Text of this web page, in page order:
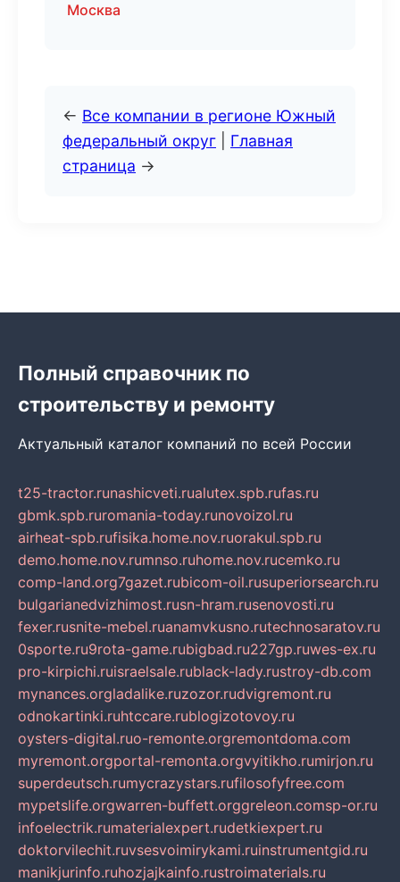
Москва
← Все компании в регионе Южный
федеральный округ
Главная
страница →
Полный справочник по
строительству и ремонту
Актуальный каталог компаний по всей России
t25-tractor.runashicveti.rualutex.spb.rufas.ru
gbmk.spb.ruromania-today.runovoizol.ru
airheat-spb.rufisika.home.nov.ruorakul.spb.ru
demo.home.nov.rumnso.ruhome.nov.rucemko.ru
comp-land.org7gazet.rubicom-oil.rusuperiorsearch.ru
bulgarianedvizhimost.rusn-hram.rusenovosti.ru
fexer.rusnite-mebel.ruanamvkusno.rutechnosaratov.ru
0sporte.ru9rota-game.rubigbad.ru227gp.ruwes-ex.ru
pro-kirpichi.ruisraelsale.rublack-lady.rustroy-db.com
mynances.orgladalike.ruzozor.rudvigremont.ru
odnokartinki.ruhtccare.rublogizotovoy.ru
oysters-digital.ruo-remonte.orgremontdoma.com
myremont.orgportal-remonta.orgvyitikho.rumirjon.ru
superdeutsch.rumycrazystars.rufilosofyfree.com
mypetslife.orgwarren-buffett.orggreleon.comsp-or.ru
infoelectrik.rumaterialexpert.rudetkiexpert.ru
doktorvilechit.ruvsesvoimirykami.ruinstrumentgid.ru
manikjurinfo.ruhozjajkainfo.rustroimaterials.ru